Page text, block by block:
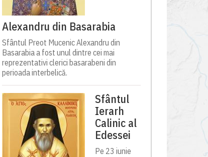
Alexandru din Basarabia
Sfântul Preot Mucenic Alexandru din
Basarabia a fost unul dintre cei mai
reprezentativi clerici basarabeni din
perioada interbelică.
Sfântul
Ierarh
Calinic al
Edessei
Pe 23 iunie